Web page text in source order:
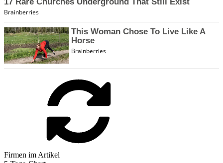
Firmen im Artikel